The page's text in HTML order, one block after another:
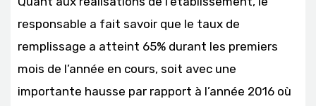
responsable a fait savoir que le taux de
remplissage a atteint 65% durant les premiers
mois de l’année en cours, soit avec une
importante hausse par rapport à l’année 2016 où